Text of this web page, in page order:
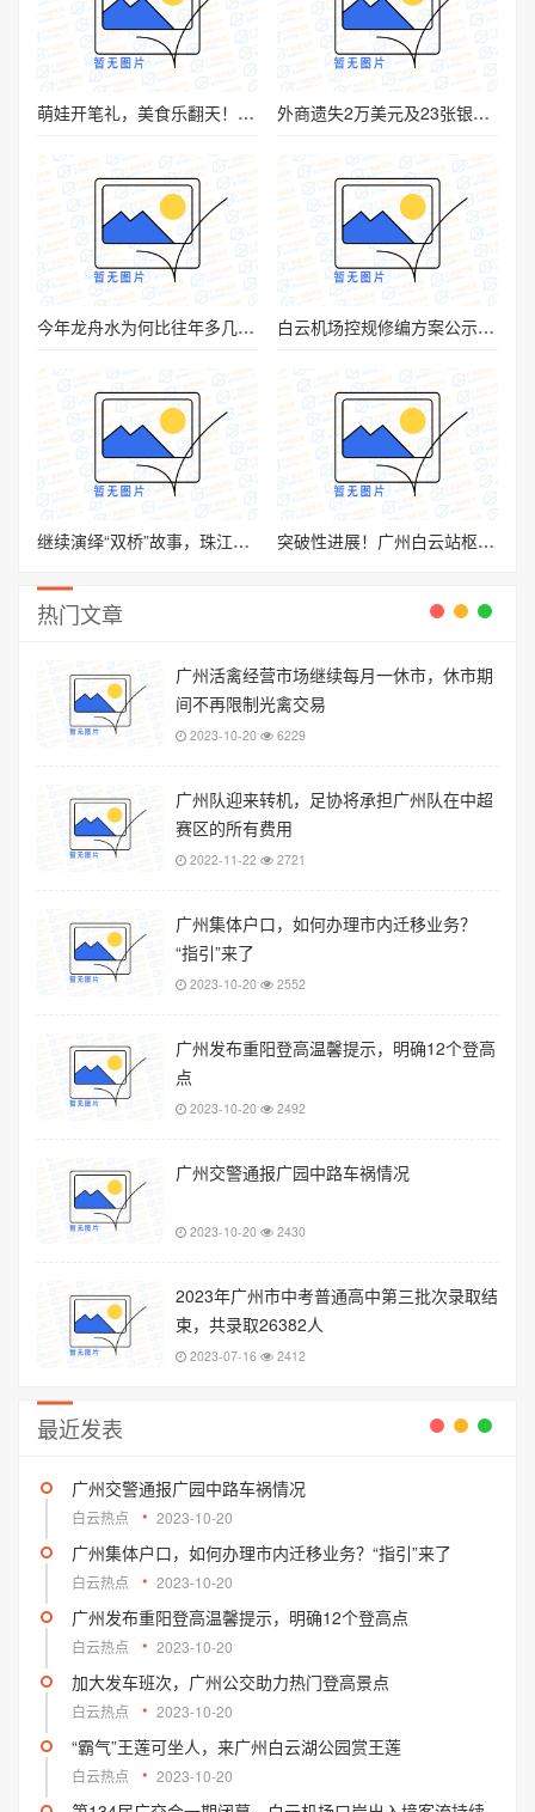
萌娃开笔礼，美食乐翻天！广州沙湾古镇“有席” 外商遗失2万美元及23张银行卡，广州“的哥”如数归还获点赞
今年龙舟水为何比往年多几天？广州降水量多还是少？ 白云机场控规修编方案公示 规划6条高铁、5条城际
继续演绎“双桥”故事，珠江大桥慢行系统拟品质化提升 突破性进展！广州白云站枢纽工程箱梁架设全部完成
热门文章
广州活禽经营市场继续每月一休市，休市期
间不再限制光禽交易
2023-10-20 6229
广州队迎来转机，足协将承担广州队在中超
赛区的所有费用
2022-11-22 2721
广州集体户口，如何办理市内迁移业务？
“指引”来了
2023-10-20 2552
广州发布重阳登高温馨提示，明确12个登高
点
2023-10-20 2492
广州交警通报广园中路车祸情况
2023-10-20 2430
2023年广州市中考普通高中第三批次录取结
束，共录取26382人
2023-07-16 2412
最近发表
广州交警通报广园中路车祸情况
白云热点 2023-10-20
广州集体户口，如何办理市内迁移业务？“指引”来了
白云热点 2023-10-20
广州发布重阳登高温馨提示，明确12个登高点
白云热点 2023-10-20
加大发车班次，广州公交助力热门登高景点
白云热点 2023-10-20
“霸气”王莲可坐人，来广州白云湖公园赏王莲
白云热点 2023-10-20